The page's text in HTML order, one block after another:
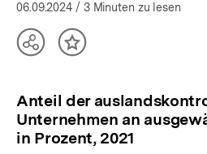
06.09.2024 / 3 Minuten zu lesen
TeilenInhalt
Anteil der
Unternehmen an
in Prozent, 2021